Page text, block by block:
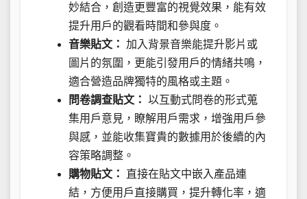
妙結合，創造更豐富的視覺效果，能有效
提升用戶的觀看時間和參與度。
音樂貼文： 加入背景音樂能提升影片或
圖片的氛圍，更能引發用戶的情緒共鳴，
適合營造品牌獨特的風格或主題。
問卷調查貼文： 以互動式問卷的形式蒐
集用戶意見，瞭解用戶需求，增強用戶參
與感，並能收集寶貴的數據用於後續的內
容策略調整。
購物貼文：
直接在貼文中嵌入產品連
結，方便用戶直接購買，提升轉化率，適